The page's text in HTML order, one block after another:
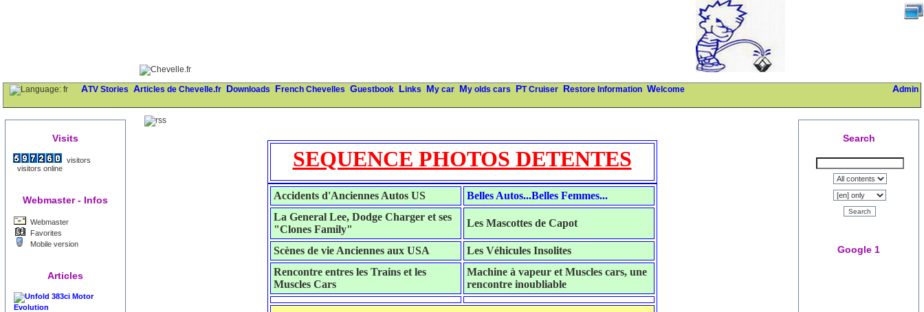
Admin
ATV Stories Articles de Chevelle.fr Downloads French Chevelles Guestbook Links My car My olds cars PT Cruiser Restore Information Welcome
Visits
visitors
visitors online
Webmaster - Infos
Webmaster
Favorites
Mobile version
Articles
383ci Motor
Evolution
SEQUENCE PHOTOS DETENTES
Accidents d'Anciennes Autos US
Belles Autos...Belles Femmes...
La General Lee, Dodge Charger et ses
"Clones Family"
Les Mascottes de Capot
Scènes de vie Anciennes aux USA
Les Véhicules Insolites
Rencontre entres les Trains et les
Muscles Cars
Machine à vapeur et Muscles cars, une
rencontre inoubliable
Search
Search
Google 1